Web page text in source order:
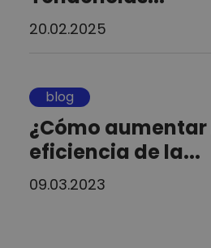
20.02.2025
blog
¿Cómo aumentar
eficiencia de la...
09.03.2023